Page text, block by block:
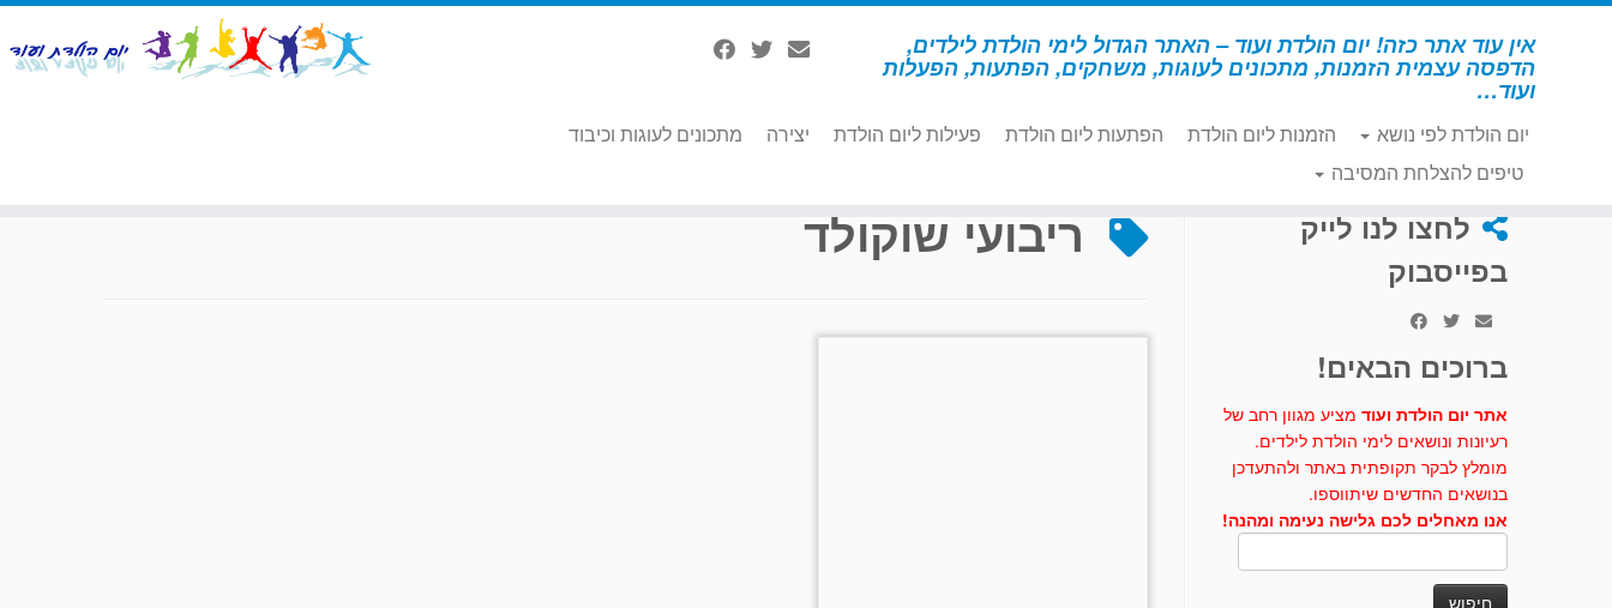
דלג
אין עוד אתר כזה! יום הולדת ועוד – האתר הגדול לימי הולדת לילדים,
הדפסה עצמית הזמנות, מתכונים לעוגות, משחקים, הפתעות, הפעלות
ועוד…
יום הולדת לפי נושא הזמנות ליום הולדת הפתעות ליום הולדת פעילות ליום הולדת יצירה
מתכונים לעוגות וכיבוד
טיפים להצלחת המסיבה
דף הבית » ריבועי שוקולד
לחצו לנו לייק
בפייסבוק
ברוכים הבאים!
אתר יום הולדת ועוד מציע מגוון רחב של
רעיונות ונושאים לימי הולדת לילדים.
מומלץ לבקר תקופתית באתר ולהתעדכן
בנושאים החדשים שיתווספו.
אנו מאחלים לכם גלישה נעימה ומהנה!
ריבועי שוקולד